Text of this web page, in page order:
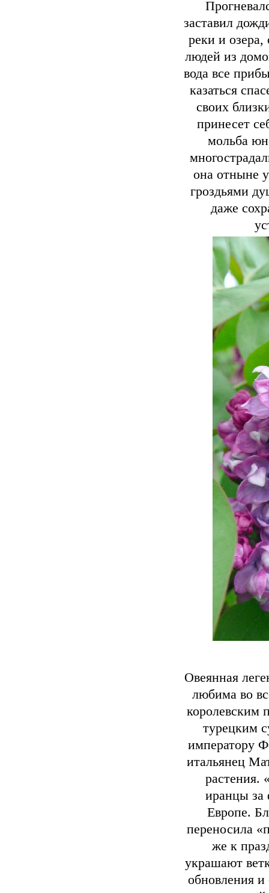
заставил
реки и
людей из
вода все
казаться
своих
принесет
мольба
она отныне
гроздьями
даже
Овеянная
любима во
королевским
турецким
императору
итальянец
растения.
иранцы за
Европе.
переносила
же к
украшают
обновления